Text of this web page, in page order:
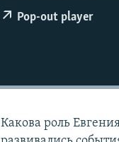
Pop-out player
Какова роль